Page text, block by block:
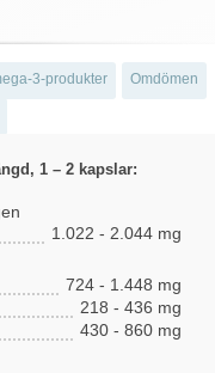
3-produkter Omdömen
1 – 2 kapslar:
1.022 - 2.044 mg
724 - 1.448 mg
218 - 436 mg
430 - 860 mg